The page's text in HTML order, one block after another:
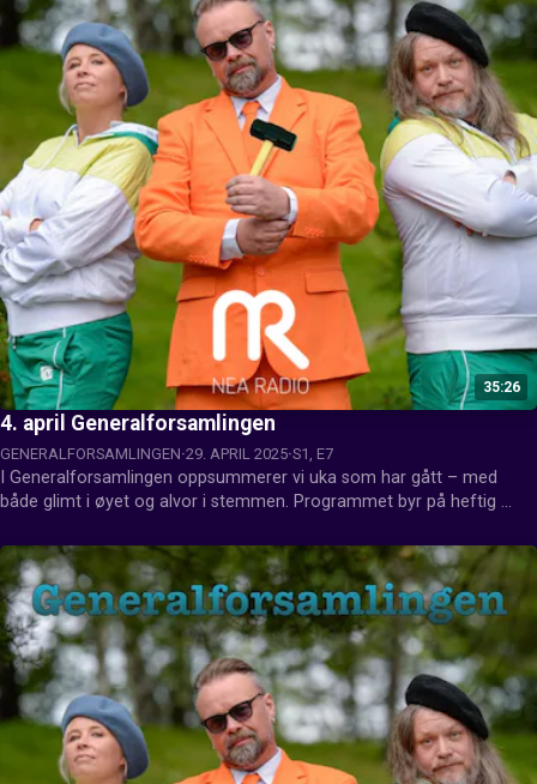
35:26
4. april Generalforsamlingen
GENERALFORSAMLINGEN 29. APRIL 2025 S1, E7
I Generalforsamlingen oppsummerer vi uka som har gått – med
både glimt i øyet og alvor i stemmen. Programmet byr på heftig
diskusjon med humor, engasjement og skråblikk.